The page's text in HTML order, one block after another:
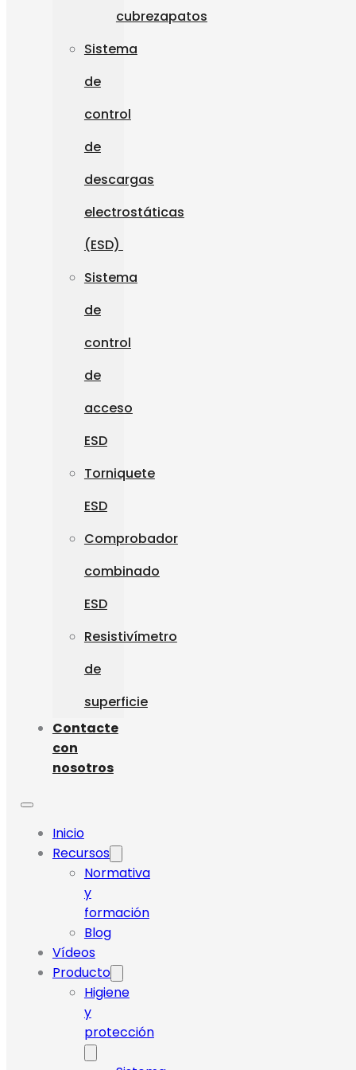
cubrezapatos
Sistema
de
control
de
descargas
electrostáticas
(ESD)
Sistema
de
control
de
acceso
ESD
Torniquete
ESD
Comprobador
combinado
ESD
Resistivímetro
de
superficie
Contacte
con
nosotros
Inicio
Recursos
Normativa
y
formación
Blog
Vídeos
Producto
Higiene
y
protección